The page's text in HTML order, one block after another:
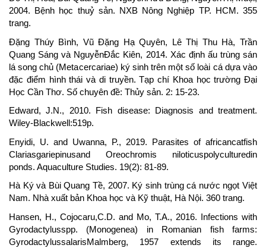
2004. Bệnh học thuỷ sản. NXB Nông Nghiệp TP. HCM. 355
trang.
Đặng Thúy Bình, Vũ Đặng Hạ Quyên, Lê Thị Thu Hà, Trần
Quang Sáng và NguyễnĐắc Kiên, 2014. Xác định ấu trùng sán
lá song chủ (Metacercariae) ký sinh trên một số loài cá dựa vào
đặc điểm hình thái và di truyền. Tạp chí Khoa học trường Đại
Học Cần Thơ. Số chuyên đề: Thủy sản. 2: 15-23.
Edward, J.N., 2010. Fish disease: Diagnosis and treatment.
Wiley-Blackwell:519p.
Enyidi, U. and Uwanna, P., 2019. Parasites of africancatfish
Clariasgariepinusand Oreochromis niloticuspolyculturedin
ponds. Aquaculture Studies. 19(2): 81-89.
Hà Ký và Bùi Quang Tề, 2007. Ký sinh trùng cá nước ngọt Việt
Nam. Nhà xuất bản Khoa học và Kỹ thuật, Hà Nội. 360 trang.
Hansen, H., Cojocaru,C.D. and Mo, T.A., 2016. Infections with
Gyrodactylusspp. (Monogenea) in Romanian fish farms:
GyrodactylussalarisMalmberg, 1957 extends its range.